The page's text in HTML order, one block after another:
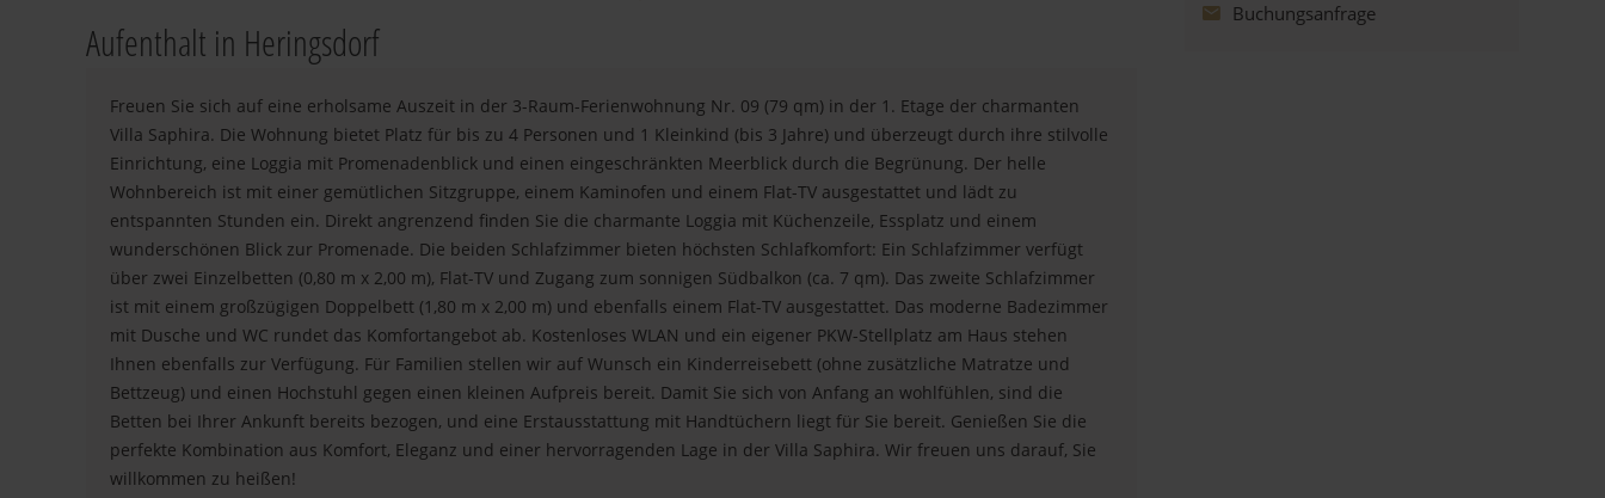
Aufenthalt in Heringsdorf
Freuen Sie sich auf eine erholsame Auszeit in der 3-Raum-Ferienwohnung Nr. 09 (79 qm) in der 1. Etage der charmanten
Villa Saphira. Die Wohnung bietet Platz für bis zu 4 Personen und 1 Kleinkind (bis 3 Jahre) und überzeugt durch ihre stilvolle
Einrichtung, eine Loggia mit Promenadenblick und einen eingeschränkten Meerblick durch die Begrünung. Der helle
Wohnbereich ist mit einer gemütlichen Sitzgruppe, einem Kaminofen und einem Flat-TV ausgestattet und lädt zu
entspannten Stunden ein. Direkt angrenzend finden Sie die charmante Loggia mit Küchenzeile, Essplatz und einem
wunderschönen Blick zur Promenade. Die beiden Schlafzimmer bieten höchsten Schlafkomfort: Ein Schlafzimmer verfügt
über zwei Einzelbetten (0,80 m x 2,00 m), Flat-TV und Zugang zum sonnigen Südbalkon (ca. 7 qm). Das zweite Schlafzimmer
ist mit einem großzügigen Doppelbett (1,80 m x 2,00 m) und ebenfalls einem Flat-TV ausgestattet. Das moderne Badezimmer
mit Dusche und WC rundet das Komfortangebot ab. Kostenloses WLAN und ein eigener PKW-Stellplatz am Haus stehen
Ihnen ebenfalls zur Verfügung. Für Familien stellen wir auf Wunsch ein Kinderreisebett (ohne zusätzliche Matratze und
Bettzeug) und einen Hochstuhl gegen einen kleinen Aufpreis bereit. Damit Sie sich von Anfang an wohlfühlen, sind die
Betten bei Ihrer Ankunft bereits bezogen, und eine Erstausstattung mit Handtüchern liegt für Sie bereit. Genießen Sie die
perfekte Kombination aus Komfort, Eleganz und einer hervorragenden Lage in der Villa Saphira. Wir freuen uns darauf, Sie
willkommen zu heißen!
Buchungsanfrage